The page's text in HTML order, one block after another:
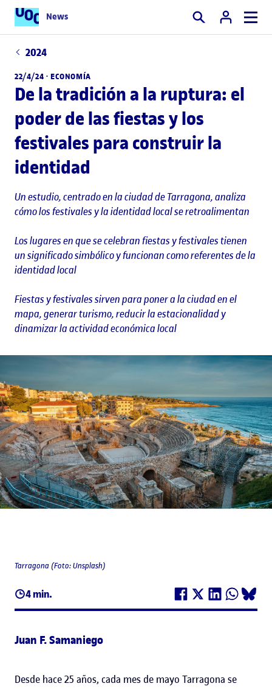
News Buscar
2024
22/4/24 · ECONOMÍA
De la tradición a la ruptura: el
poder de las fiestas y los
festivales para construir la
identidad
Un estudio, centrado en la ciudad de Tarragona, analiza
cómo los festivales y la identidad local se retroalimentan
Los lugares en que se celebran fiestas y festivales tienen
un significado simbólico y funcionan como referentes de la
identidad local
Fiestas y festivales sirven para poner a la ciudad en el
mapa, generar turismo, reducir la estacionalidad y
dinamizar la actividad económica local
4 min.
Tarragona (Foto: Unsplash)
Juan F. Samaniego
Desde hace 25 años, cada mes de mayo Tarragona se